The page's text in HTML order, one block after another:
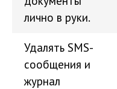
лично в руки.
Удалять SMS-
сообщения и
журнал